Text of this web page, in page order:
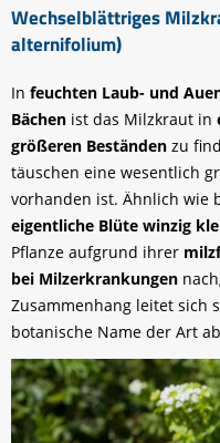
Wechselblättriges
alternifolium)
In feuchten Laub- und
Bächen ist das Milzkraut in
größeren Beständen zu
täuschen eine wesentlich
vorhanden ist. Ähnlich wie
eigentliche Blüte winzig
Pflanze aufgrund ihrer
bei Milzerkrankungen
Zusammenhang leitet sich
botanische Name der Art